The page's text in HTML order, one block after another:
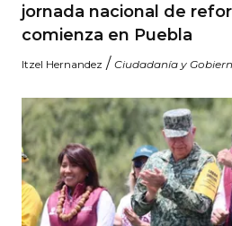
jornada nacional de
comienza en Puebla
Itzel Hernandez / Ciudadanía y